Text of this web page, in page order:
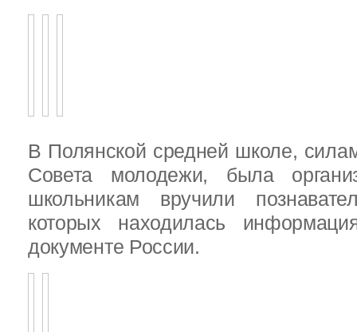
В Полянской средней школе,
Совета молодежи, была
школьникам вручили
которых находилась
документе России.